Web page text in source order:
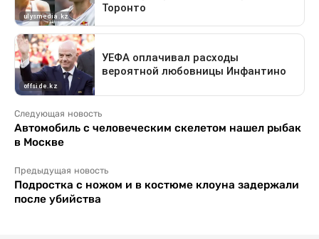
Следующая новость
Автомобиль с человеческим скелетом нашел рыбак
в Москве
Предыдущая новость
Подростка с ножом и в костюме клоуна задержали
после убийства